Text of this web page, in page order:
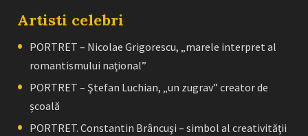
Artisti celebri
PORTRET – Nicolae Grigorescu, „marele interpret al
romantismului naţional”
PORTRET – Ştefan Luchian, „un zugrav” creator de
școală
PORTRET. Constantin Brâncuşi – simbol al creativităţii